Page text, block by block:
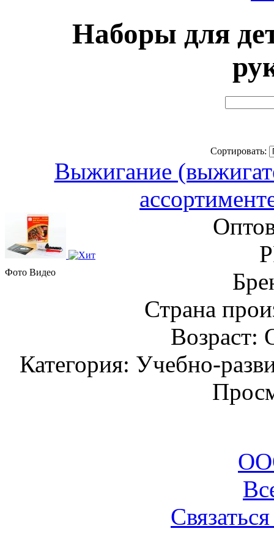
Наборы для
Сортировать:
Выжигание
Фото Видео
Страна
Возраст:
Категория: Учебно-